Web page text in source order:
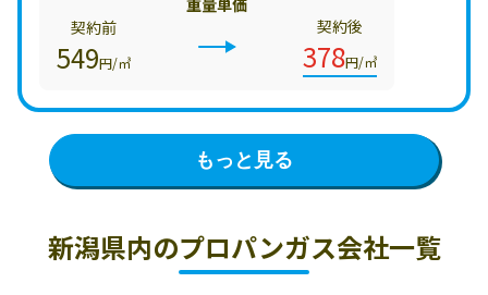
重量単価
契約前
549円/㎥
契約後
378円/㎥
もっと見る
新潟県内のプロパンガス会社一覧